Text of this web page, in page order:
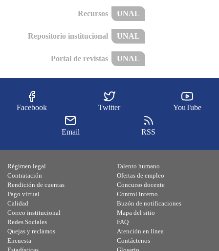
Recursos UNAL
Repositorio institucional UNAL
Portal de revistas UNAL
Facebook Twitter YouTube
Email RSS
Régimen legal
Contratación
Rendición de cuentas
Pago virtual
Calidad
Talento humano
Ofertas de empleo
Concurso docente
Control interno
Buzón de notificaciones
Correo institucional
Redes Sociales
Quejas y reclamos
Encuesta
Mapa del sitio
FAQ
Atención en línea
Contáctenos